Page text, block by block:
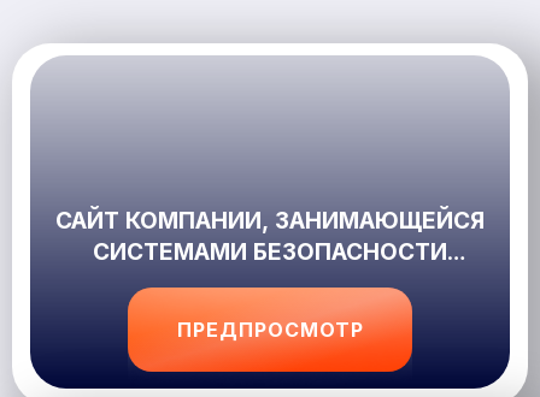
САЙТ КОМПАНИИ, ЗАНИМАЮЩЕЙСЯ
СИСТЕМАМИ БЕЗОПАСНОСТИ
ДВОРОВОЙ ТЕРРИТОРИИ
ПРЕДПРОСМОТР